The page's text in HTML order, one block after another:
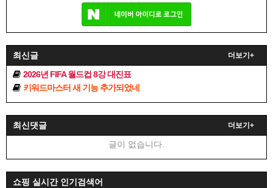
최신글 더보기+
2026년 FIFA 월드컵 8강 대진표
키워드마스터 새 기능 추가되었네
최신댓글 더보기+
글이 없습니다.
쇼핑 실시간 인기검색어